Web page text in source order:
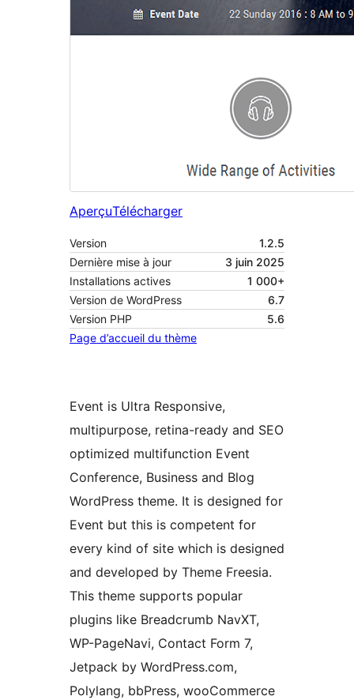
AperçuTélécharger
Version
1.2.5
Dernière mise à jour
3 juin 2025
Installations actives
1 000+
Version de WordPress
6.7
Version PHP
5.6
Page d’accueil du thème
Event is Ultra Responsive,
multipurpose, retina-ready and SEO
optimized multifunction Event
Conference, Business and Blog
WordPress theme. It is designed for
Event but this is competent for
every kind of site which is designed
and developed by Theme Freesia.
This theme supports popular
plugins like Breadcrumb NavXT,
WP-PageNavi, Contact Form 7,
Jetpack by WordPress.com,
Polylang, bbPress, wooCommerce